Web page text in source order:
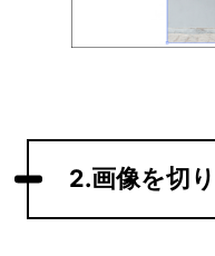
2.画像を切